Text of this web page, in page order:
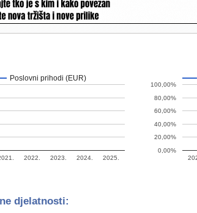
Poslovni prihodi (EUR)
2022. 2023. 2024. 2025.
0,00%
20,00%
40,00%
60,00%
80,00%
100,00%
djelatnosti: